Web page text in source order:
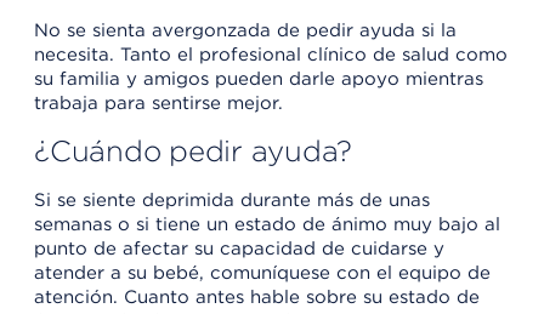
No se sienta avergonzada de pedir ayuda si la
necesita. Tanto el profesional clínico de salud como
su familia y amigos pueden darle apoyo mientras
trabaja para sentirse mejor.
¿Cuándo pedir ayuda?
Si se siente deprimida durante más de unas
semanas o si tiene un estado de ánimo muy bajo al
punto de afectar su capacidad de cuidarse y
atender a su bebé, comuníquese con el equipo de
atención. Cuanto antes hable sobre su estado de